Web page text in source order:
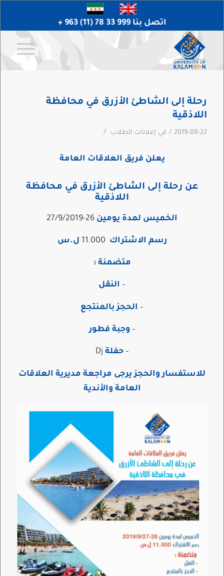
اتصل بنا 999 33 78 (11) 963 +
رحلة إلى الشاطئ الأزرق في محافظة
اللاذقية
2019-09-22
/ في إعلانات الطلاب /
يعلن فريق العلاقات العامة
عن رحلة إلى الشاطئ الأزرق في محافظة
اللاذقية
الخميس لمدة يومين
رسم الاشتراك 11.000 ل.س
متضمنة :
– النقل
– الحجز بالمنتجع
– وجبة فطور
–حفلة Dj
للاستفسار والحجز يرجى مراجعة مديرية العلاقات
العامة والأندية